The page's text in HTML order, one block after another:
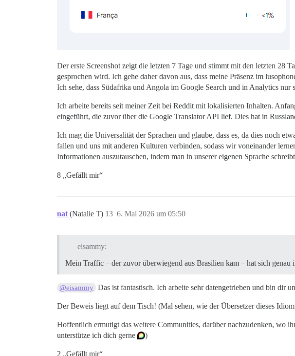
Der erste Screenshot zeigt die letzten 7 Tage und stimmt mit den letzten 28
gesprochen wird. Ich gehe daher davon aus, dass meine Präsenz im
Ich sehe, dass Südafrika und Angola im Google Search und in Analytics nur
Ich arbeite bereits seit meiner Zeit bei Reddit mit lokalisierten Inhalten.
eingeführt, die zuvor über die Google Translator API lief. Dies hat in
Ich mag die Universalität der Sprachen und glaube, dass es, da dies noch
fallen und uns mit anderen Kulturen verbinden, sodass wir voneinander
Informationen auszutauschen, indem man in unserer eigenen Sprache
8 „Gefällt mir“
nat (Natalie T) 6. Mai 2026 um 05:50
13
eisammy:
Mein Traffic – der zuvor überwiegend aus Brasilien kam – hat sich
@eisammy Das ist fantastisch. Ich arbeite sehr datengetrieben und bin dir
Der Beweis liegt auf dem Tisch! (Mal sehen, wie der Übersetzer dieses
Hoffentlich ermutigt das weitere Communities, darüber nachzudenken, wo
unterstütze ich dich gerne
)
2 „Gefällt mir“